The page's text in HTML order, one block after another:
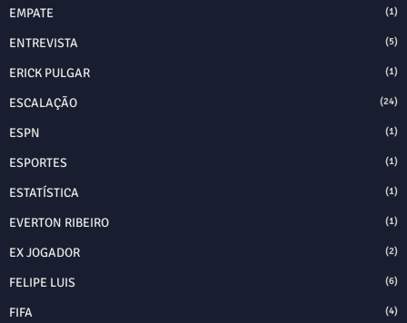
EMPATE (1)
ENTREVISTA (5)
ERICK PULGAR (1)
ESCALAÇÃO (24)
ESPN (1)
ESPORTES (1)
ESTATÍSTICA (1)
EVERTON RIBEIRO (1)
EX JOGADOR (2)
FELIPE LUIS (6)
FIFA (4)